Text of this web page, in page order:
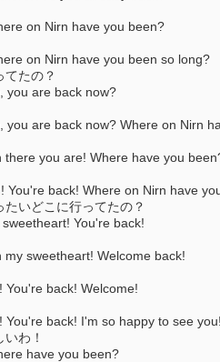
on Nirn have you been?
on Nirn have you been so long?
てたの？
you are back now?
are back now? Where on Nirn
you are! Where have you
back! Where on Nirn have
たいどこに行ってたの？
You're back!
sweetheart! Welcome back!
back! Welcome!
back! I'm so happy to see you!
わ！
have you been?